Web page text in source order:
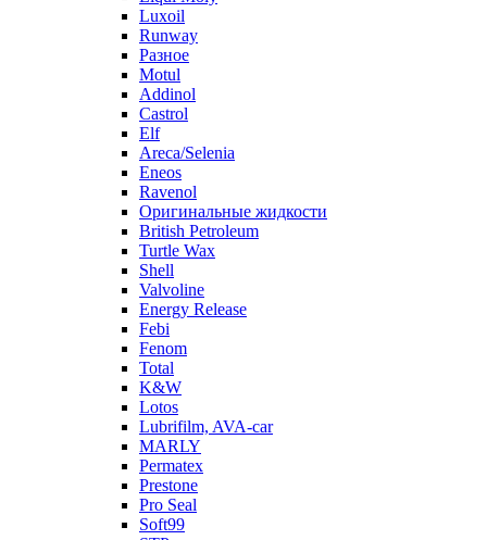
Luxoil
Runway
Разное
Motul
Addinol
Castrol
Elf
Areca/Selenia
Eneos
Ravenol
Оригинальные жидкости
British Petroleum
Turtle Wax
Shell
Valvoline
Energy Release
Febi
Fenom
Total
K&W
Lotos
Lubrifilm, AVA-car
MARLY
Permatex
Prestone
Pro Seal
Soft99